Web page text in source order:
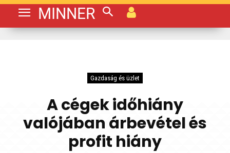
MINNER
Gazdaság és üzlet
A cégek időhiány
valójában árbevétel és
profit hiány